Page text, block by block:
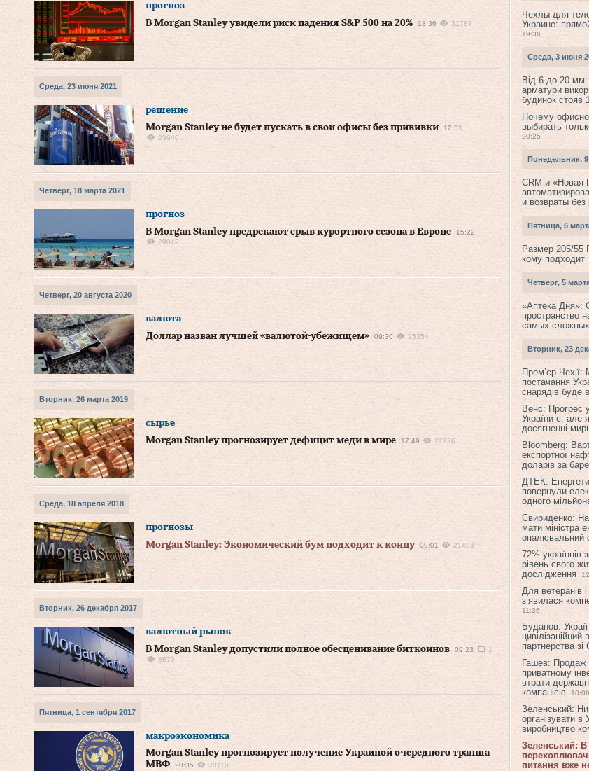
прогноз
В Morgan Stanley увидели риск падения S&P 500 на 20%
18:36 31787
Среда, 23 июня 2021
решение
Morgan Stanley не будет пускать в свои офисы без прививки
12:51
23640
Четверг, 18 марта 2021
прогноз
В Morgan Stanley предрекают срыв курортного сезона в Европе
15:22
29042
Четверг, 20 августа 2020
валюта
Доллар назван лучшей «валютой-убежищем»
09:30 25354
Вторник, 26 марта 2019
сырье
Morgan Stanley прогнозирует дефицит меди в мире
17:49 22726
Среда, 18 апреля 2018
прогнозы
Morgan Stanley: Экономический бум подходит к концу
09:01 21403
Вторник, 26 декабря 2017
валютный рынок
В Morgan Stanley допустили полное обесценивание биткоинов
09:23
1
8870
Пятница, 1 сентября 2017
макроэкономика
Morgan Stanley прогнозирует получение Украиной очередного транша
МВФ
20:35 20110
Чехлы для
Украине:
19:36
Среда, 3 июня
Від 6 до 20 мм:
арматури
будинок стояв
Почему
выбирать
20:25
Понедельник, 9
CRM и «Новая
и возвраты
Пятница, 6
Размер 205/55
кому подходит
Четверг, 5
«Аптека Дня»:
пространство
самых сложных
Вторник, 23
Прем’єр Чехії:
постачання
снарядів буде
Венс: Прогрес
України є, але
досягненні
Bloomberg:
експортної
доларів за
ДТЕК:
повернули
одного
Свириденко:
мати міністра
опалювальний
72%
рівень свого
дослідження
Для ветеранів
з’явилася
11:36
Буданов:
цивілізаційний
партнерства
Гашев: Продаж
приватному
втрати
компанією
10:06
Зеленський:
організувати в
виробництво
Зеленський: В
питання вже